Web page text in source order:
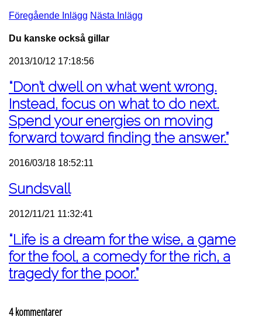
Föregående Inlägg Nästa Inlägg
Du kanske också gillar
2013/10/12 17:18:56
“Don’t dwell on what went wrong.
Instead, focus on what to do next.
Spend your energies on moving
forward toward finding the answer.”
2016/03/18 18:52:11
Sundsvall
2012/11/21 11:32:41
“Life is a dream for the wise, a game
for the fool, a comedy for the rich, a
tragedy for the poor.”
4 kommentarer